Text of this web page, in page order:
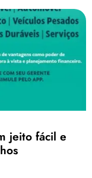
jeito fácil e